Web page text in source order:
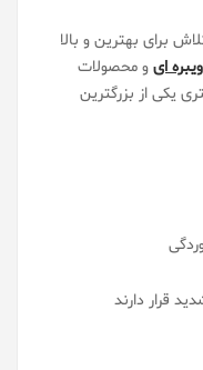
برای بهترین و بالا
ایو محصولات
یکی از بزرگترین
قرار دارند